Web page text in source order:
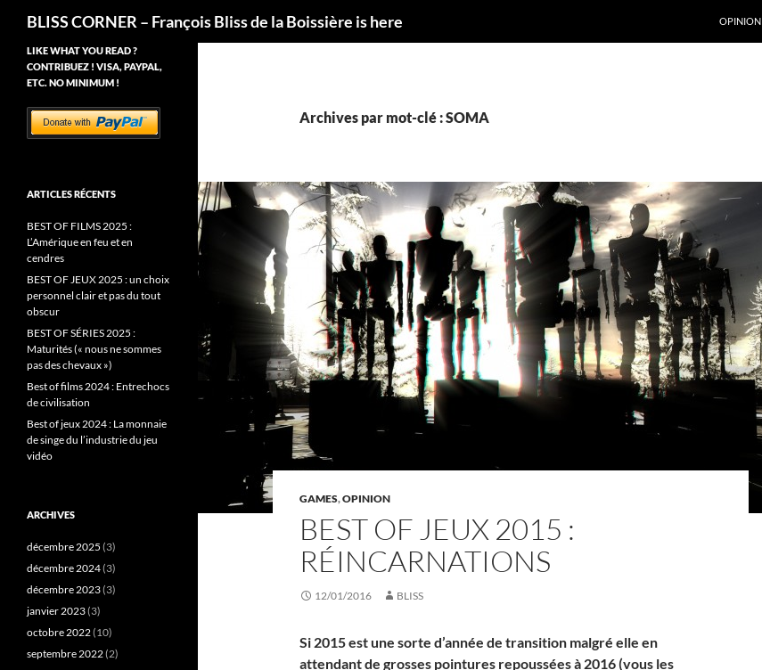
BLISS CORNER – François Bliss de la Boissière is here
OPINION
Archives par mot-clé : SOMA
GAMES,OPINION
BEST OF JEUX 2015 :
RÉINCARNATIONS
12/01/2016 BLISS
Si 2015 est une sorte d’année de transition malgré elle en
attendant de grosses pointures repoussées à 2016 (vous les
LIKE WHAT YOU READ ?
CONTRIBUEZ ! VISA, PAYPAL,
ETC. NO MINIMUM !
ARTICLES RÉCENTS
BEST OF FILMS 2025 :
L’Amérique en feu et en
cendres
BEST OF JEUX 2025 : un choix
personnel clair et pas du tout
obscur
BEST OF SÉRIES 2025 :
Maturités (« nous ne sommes
pas des chevaux »)
Best of films 2024 : Entrechocs
de civilisation
Best of jeux 2024 : La monnaie
de singe du l’industrie du jeu
vidéo
ARCHIVES
décembre 2025 (3)
décembre 2024(3)
décembre 2023(3)
janvier 2023(3)
octobre 2022(10)
septembre 2022(2)